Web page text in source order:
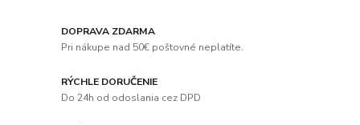
DOPRAVA ZDARMA
Pri nákupe nad 50€ poštovné neplatíte.
RÝCHLE DORUČENIE
Do 24h od odoslania cez DPD